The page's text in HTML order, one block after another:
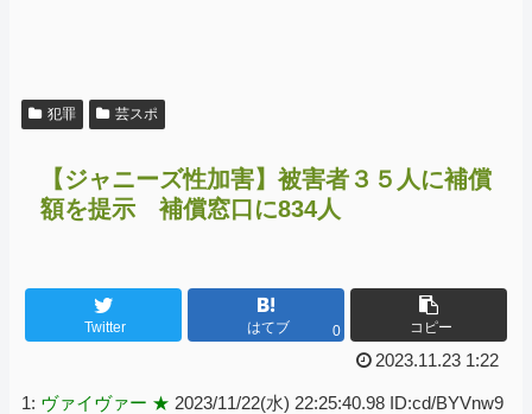
犯罪 芸スポ
【ジャニーズ性加害】被害者３５人に補償
額を提示 補償窓口に834人
Twitter はてブ 0 コピー
2023.11.23 1:22
1: ヴァイヴァー ★ 2023/11/22(水) 22:25:40.98 ID:cd/BYVnw9